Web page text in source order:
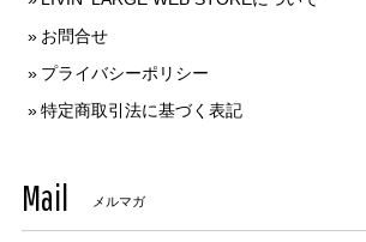
お問合せ
プライバシーポリシー
特定商取引法に基づく表記
Mail メルマガ